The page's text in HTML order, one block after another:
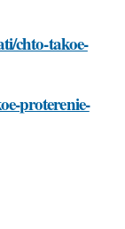
chto-takoe-
proterenie-